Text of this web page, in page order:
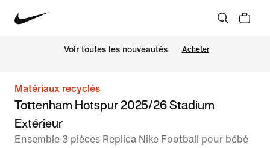
Voir toutes les nouveautés Acheter
Matériaux recyclés
Tottenham Hotspur 2025/26 Stadium
Extérieur
Ensemble 3 pièces Replica Nike Football pour bébé